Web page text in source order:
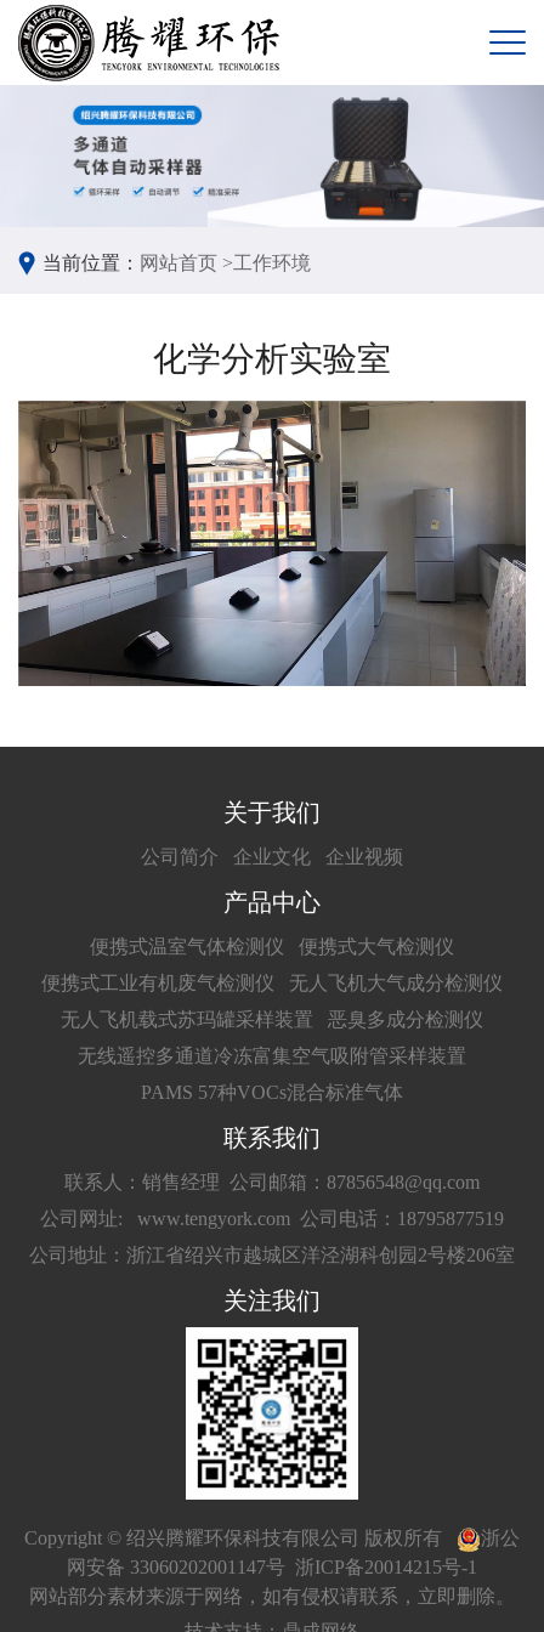
当前位置： 网站首页 >工作环境
化学分析实验室
关于我们
公司简介 企业文化 企业视频
产品中心
便携式温室气体检测仪
便携式大气检测仪
便携式工业有机废气检测仪
无人飞机大气成分检测仪
无人飞机载式苏玛罐采样装置
恶臭多成分检测仪
无线遥控多通道冷冻富集空气吸附管采样装置
PAMS 57种VOCs混合标准气体
联系我们
联系人：销售经理 公司邮箱：87856548@qq.com
公司网址: www.tengyork.com 公司电话：18795877519
公司地址：浙江省绍兴市越城区洋泾湖科创园2号楼206室
关注我们
Copyright © 绍兴腾耀环保科技有限公司 版权所有
浙公
网安备 33060202001147号 浙ICP备20014215号-1
网站部分素材来源于网络，如有侵权请联系，立即删除。